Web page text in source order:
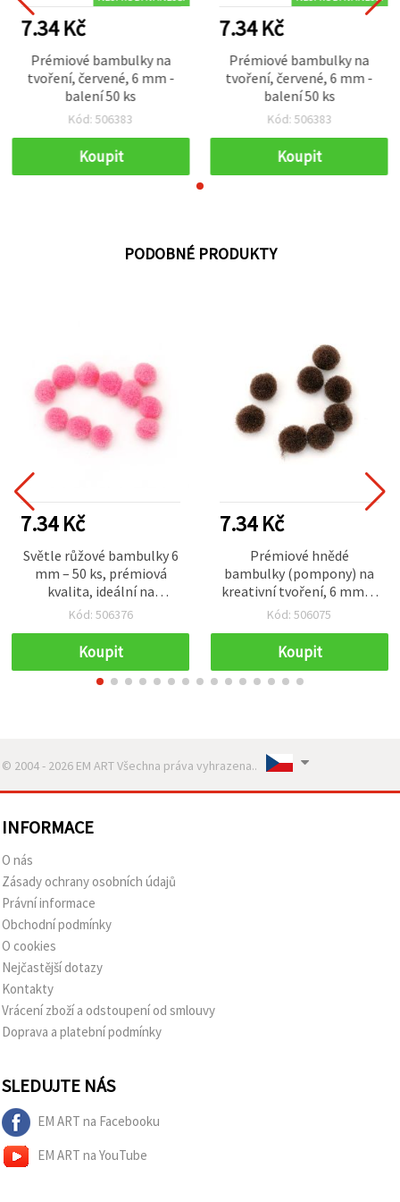
7.34 Kč
Prémiové bambulky na
tvoření, červené, 6 mm -
balení 50 ks
Kód: 506383
Koupit
7.34 Kč
Prémiové bambulky na
tvoření, červené, 6 mm -
balení 50 ks
Kód: 506383
Koupit
PODOBNÉ PRODUKTY
7.34 Kč
Světle růžové bambulky 6
mm – 50 ks, prémiová
kvalita, ideální na
roztomilé tvoření, DIY
projekty
Kód: 506376
Koupit
7.34 Kč
Prémiové hnědé
bambulky (pompony) na
kreativní tvoření, 6 mm, I.
jakost – balení 50 ks
Kód: 506075
Koupit
© 2004 - 2026 EM ART Všechna práva vyhrazena..
INFORMACE
O nás
Zásady ochrany osobních údajů
Právní informace
Obchodní podmínky
O cookies
Nejčastější dotazy
Kontakty
Vrácení zboží a odstoupení od smlouvy
Doprava a platební podmínky
SLEDUJTE NÁS
EM ART na Facebooku
EM ART na YouTube